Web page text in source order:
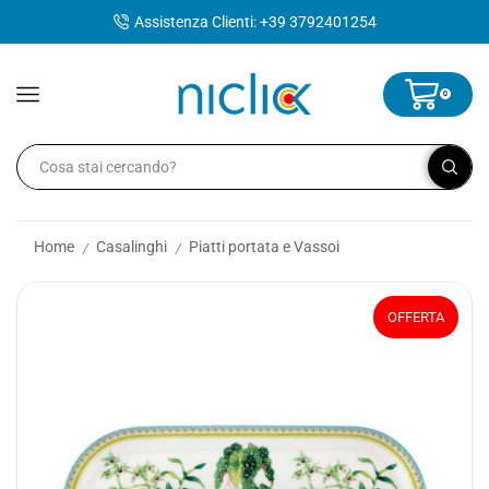
Assistenza Clienti: +39 3792401254
0
Home / Casalinghi / Piatti portata e Vassoi
OFFERTA